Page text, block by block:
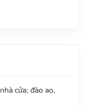
cửa; đào ao,